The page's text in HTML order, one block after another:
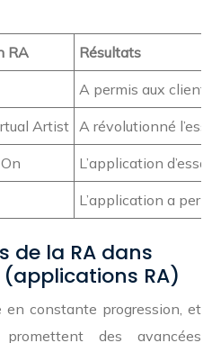
RA Résultats
A permis aux
Artist A révolutionné
L’application
L’application a
de la RA dans
(applications RA)
constante progression, et
des avancées